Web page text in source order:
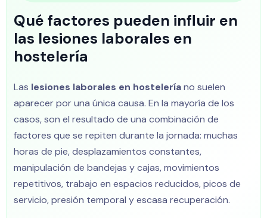
Qué factores pueden influir en
las lesiones laborales en
hostelería
Las lesiones laborales en hosteleríano suelen
aparecer por una única causa. En la mayoría de los
casos, son el resultado de una combinación de
factores que se repiten durante la jornada: muchas
horas de pie, desplazamientos constantes,
manipulación de bandejas y cajas, movimientos
repetitivos, trabajo en espacios reducidos, picos de
servicio, presión temporal y escasa recuperación.